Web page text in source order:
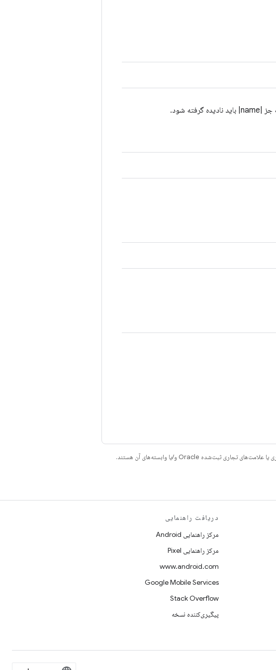
دریافت راهنمایی
مرکز راهنمایی Android
مرکز راهنمایی Pixel
www.android.com
Google Mobile Services
Stack Overflow
پیگیری‌کننده نسخه